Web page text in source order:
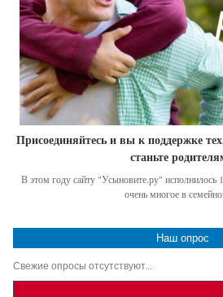
Присоединяйтесь и вы к поддержке
станьте
В этом году сайту "Усыновите.ру" исполнилось
очень многое в
Наш опрос
Свежие опросы отсутствуют...